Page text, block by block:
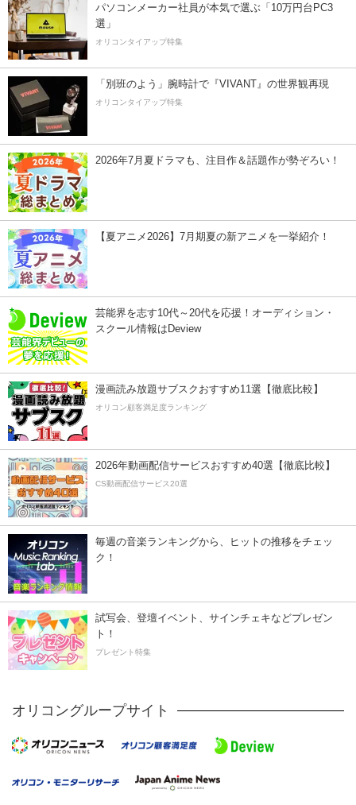
パソコンメーカー社員が本気で選ぶ「10万円台PC3
選」
オリコンタイアップ特集
「別班のよう」腕時計で『VIVANT』の世界観再現
オリコンタイアップ特集
2026年7月夏ドラマも、注目作＆話題作が勢ぞろい！
【夏アニメ2026】7月期夏の新アニメを一挙紹介！
芸能界を志す10代～20代を応援！オーディション・
スクール情報はDeview
漫画読み放題サブスクおすすめ11選【徹底比較】
オリコン顧客満足度ランキング
2026年動画配信サービスおすすめ40選【徹底比較】
CS動画配信サービス20選
毎週の音楽ランキングから、ヒットの推移をチェッ
ク！
試写会、登壇イベント、サインチェキなどプレゼン
ト！
プレゼント特集
オリコングループサイト